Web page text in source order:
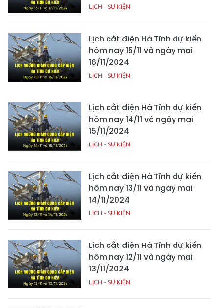
LỊCH - SỰ KIỆN
Lịch cắt điện Hà Tĩnh dự kiến
hôm nay 15/11 và ngày mai
16/11/2024
LỊCH - SỰ KIỆN
Lịch cắt điện Hà Tĩnh dự kiến
hôm nay 14/11 và ngày mai
15/11/2024
LỊCH - SỰ KIỆN
Lịch cắt điện Hà Tĩnh dự kiến
hôm nay 13/11 và ngày mai
14/11/2024
LỊCH - SỰ KIỆN
Lịch cắt điện Hà Tĩnh dự kiến
hôm nay 12/11 và ngày mai
13/11/2024
LỊCH - SỰ KIỆN